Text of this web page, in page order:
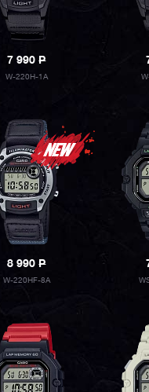
7 990P
W-220H-1A
8 990P
W-220HF-8A